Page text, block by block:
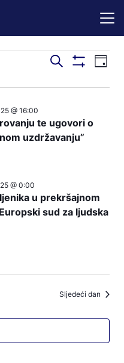
Događaji
pregleda
Pretraži Dan
te ugovori o
uzdržavanju”
@ 16:00
u prekršajnom
sud za ljudska
@ 0:00
Sljedeći dan